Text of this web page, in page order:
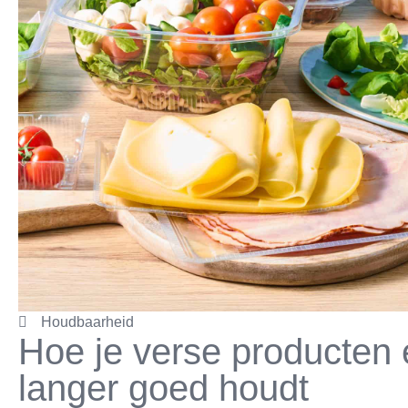
Houdbaarheid
Hoe je verse producten
langer goed houdt